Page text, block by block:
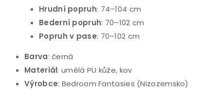
Hrudní popruh: 74–104 cm
Bederní popruh: 70–102 cm
Popruh v pase: 70–102 cm
Barva: černá
Materiál: umělá PU kůže, kov
Výrobce: Bedroom Fantasies (Nizozemsko)